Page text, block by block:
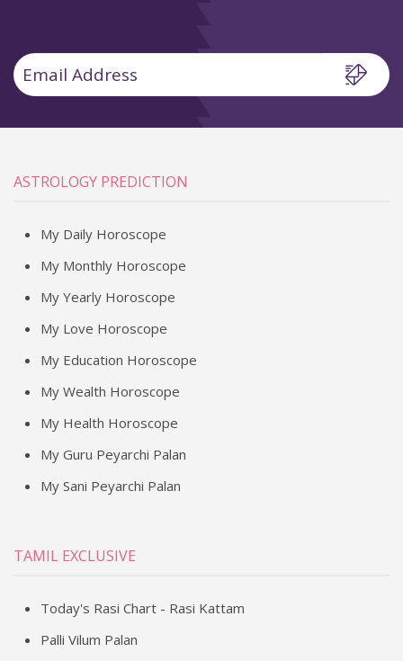
ASTROLOGY PREDICTION
My Daily Horoscope
My Monthly Horoscope
My Yearly Horoscope
My Love Horoscope
My Education Horoscope
My Wealth Horoscope
My Health Horoscope
My Guru Peyarchi Palan
My Sani Peyarchi Palan
TAMIL EXCLUSIVE
Today's Rasi Chart - Rasi Kattam
Palli Vilum Palan